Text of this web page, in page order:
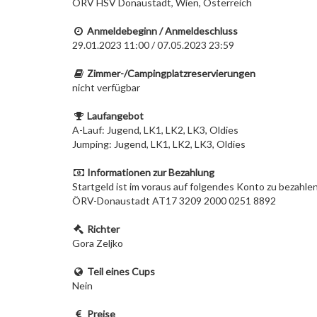
ÖRV HSV Donaustadt, Wien, Österreich
Anmeldebeginn / Anmeldeschluss
29.01.2023 11:00 / 07.05.2023 23:59
Zimmer-/Campingplatzreservierungen
nicht verfügbar
Laufangebot
A-Lauf: Jugend, LK1, LK2, LK3, Oldies
Jumping: Jugend, LK1, LK2, LK3, Oldies
Informationen zur Bezahlung
Startgeld ist im voraus auf folgendes Konto zu
ÖRV-Donaustadt AT17 3209 2000 0251 8892
Richter
Gora Zeljko
Teil eines Cups
Nein
Preise